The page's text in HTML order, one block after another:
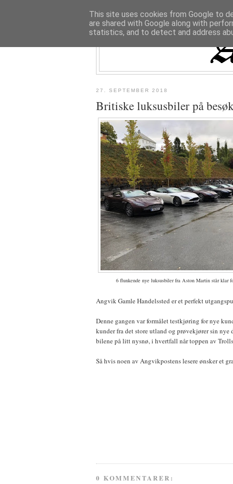
27. SEPTEMBER 2018
Britiske luksusbiler på
6 flunkende nye luksusbiler fra Aston Martin står klar
Angvik Gamle Handelssted er et perfekt
Denne gangen var formålet testkjøring for nye
kunder fra det store utland og prøvekjører sin nye
bilene på litt nysnø, i hvertfall når toppen av
Så hvis noen av Angvikpostens lesere ønsker et
0 KOMMENTARER:
This site uses cookies from Google to
are shared with Google along with
statistics, and to detect and address